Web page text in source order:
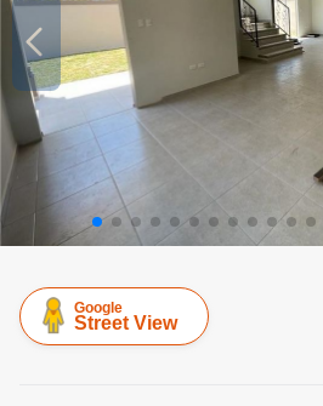
Google
Street View